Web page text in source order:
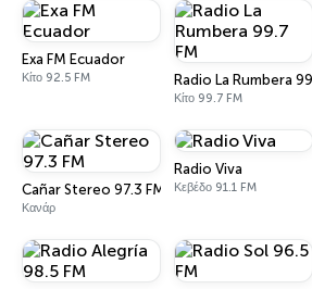
Exa FM Ecuador
Κίτο 92.5 FM Radio La Rumbera
Κίτο 99.7 FM
Cañar Stereo 97.3 FM
Κανάρ
Radio Viva
Κεβέδο 91.1 FM